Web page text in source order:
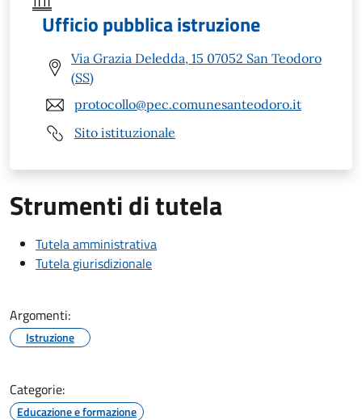
Ufficio pubblica istruzione
Via Grazia Deledda, 15 07052 San Teodoro
(SS)
protocollo@pec.comunesanteodoro.it
Sito istituzionale
Strumenti di tutela
Tutela amministrativa
Tutela giurisdizionale
Argomenti:
Istruzione
Categorie:
Educazione e formazione